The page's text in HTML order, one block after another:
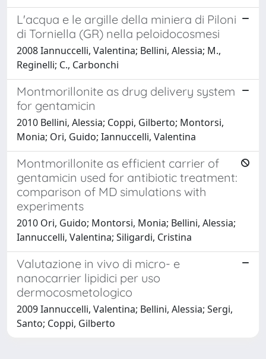
L'acqua e le argille della miniera di Piloni
di Torniella (GR) nella peloidocosmesi
2008 Iannuccelli, Valentina; Bellini, Alessia; M.,
Reginelli; C., Carbonchi
Montmorillonite as drug delivery system
for gentamicin
2010 Bellini, Alessia; Coppi, Gilberto; Montorsi,
Monia; Ori, Guido; Iannuccelli, Valentina
Montmorillonite as efficient carrier of
gentamicin used for antibiotic treatment:
comparison of MD simulations with
experiments
2010 Ori, Guido; Montorsi, Monia; Bellini, Alessia;
Iannuccelli, Valentina; Siligardi, Cristina
Valutazione in vivo di micro- e
nanocarrier lipidici per uso
dermocosmetologico
2009 Iannuccelli, Valentina; Bellini, Alessia; Sergi,
Santo; Coppi, Gilberto